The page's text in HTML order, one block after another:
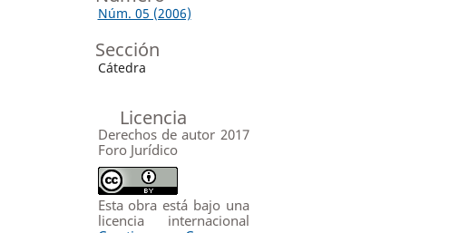
Núm. 05 (2006)
Sección
Cátedra
Licencia
Derechos de autor 2017
Foro Jurídico
Esta obra está bajo una
licencia internacional